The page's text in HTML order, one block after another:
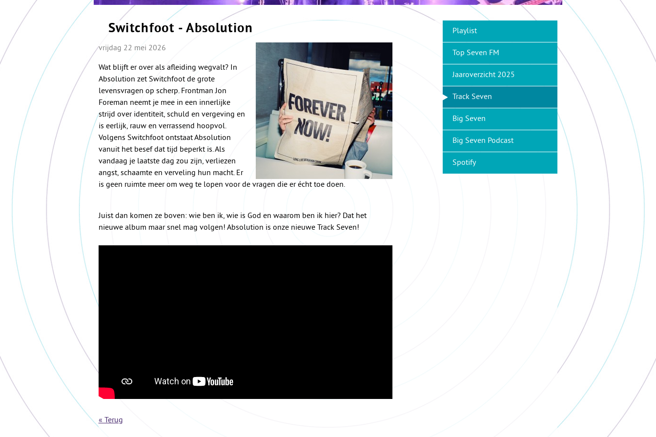
Switchfoot - Absolution
vrijdag 22 mei 2026
Wat blijft er over als afleiding wegvalt? In
Absolution zet Switchfoot de grote
levensvragen op scherp. Frontman Jon
Foreman neemt je mee in een innerlijke
strijd over identiteit, schuld en vergeving en
is eerlijk, rauw en verrassend hoopvol.
Volgens Switchfoot ontstaat Absolution
vanuit het besef dat tijd beperkt is. Als
vandaag je laatste dag zou zijn, verliezen
angst, schaamte en verveling hun macht. Er
is geen ruimte meer om weg te lopen voor de vragen die er écht toe doen.
Juist dan komen ze boven: wie ben ik, wie is God en waarom ben ik hier? Dat het
nieuwe album maar snel mag volgen! Absolution is onze nieuwe Track Seven!
« Terug
Playlist
Top Seven FM
Jaaroverzicht 2025
Track Seven
Big Seven
Big Seven Podcast
Spotify